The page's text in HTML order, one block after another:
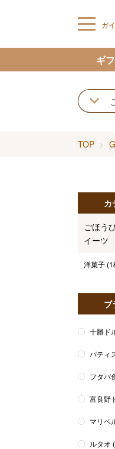
ガ
ギ
TOP
カ
ごほう
イーツ
洋菓子
ブ
十勝ド
パティ
フタバ
富良野
マリベ
ルタオ